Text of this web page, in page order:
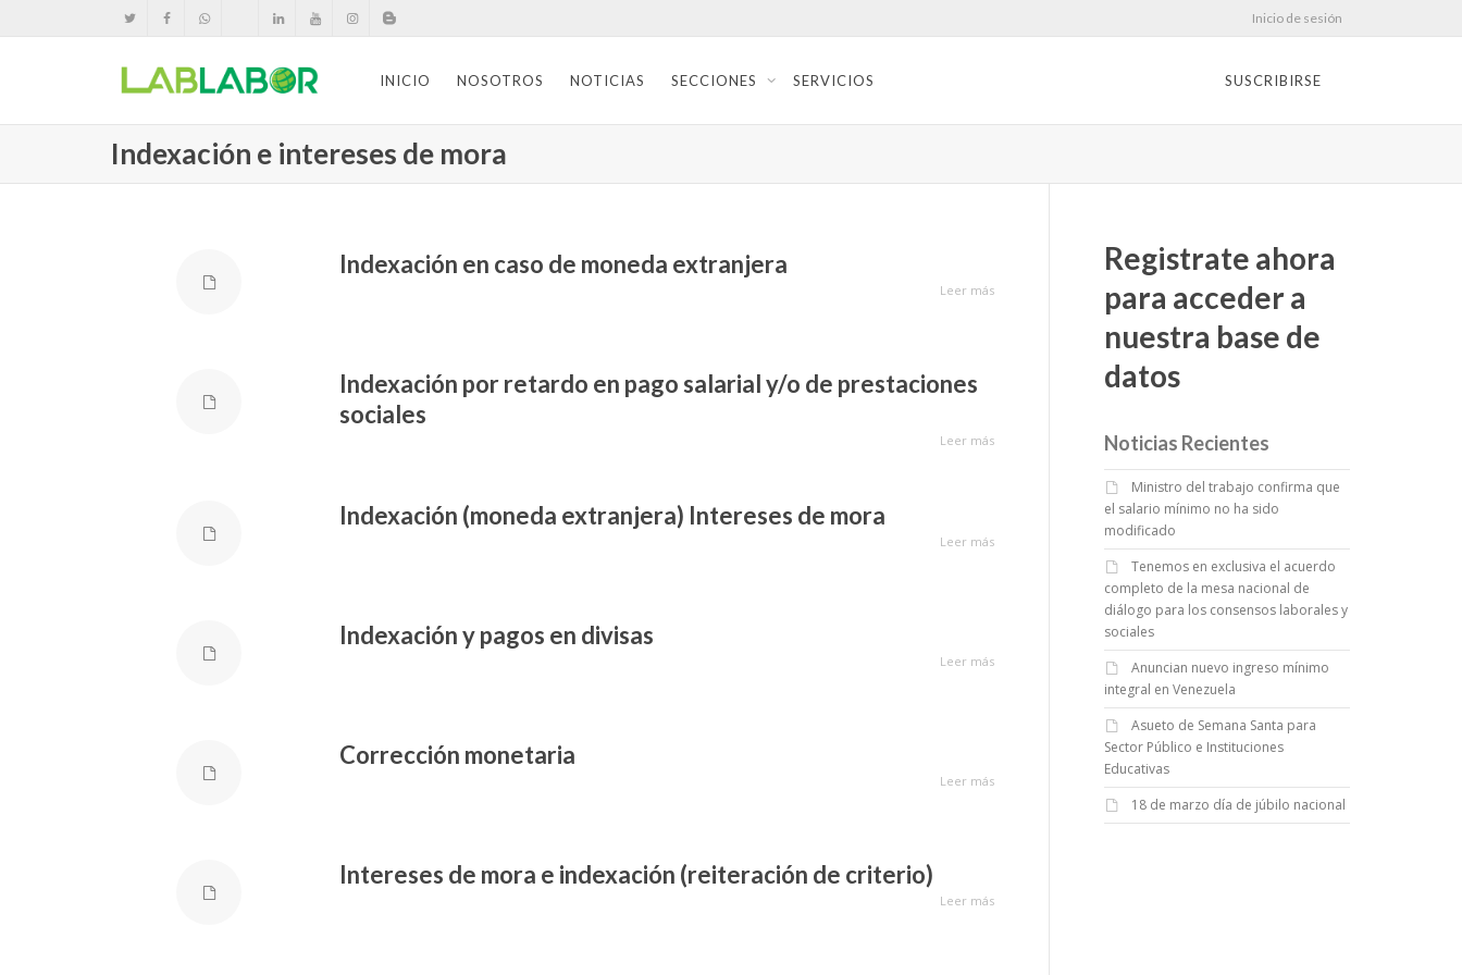
Inicio de sesión
INICIO NOSOTROS NOTICIAS SECCIONES SERVICIOS SUSCRIBIRSE
Indexación e intereses de mora
Indexación en caso de moneda extranjera
Leer más
Indexación por retardo en pago salarial y/o de prestaciones
sociales
Leer más
Indexación (moneda extranjera) Intereses de mora
Leer más
Indexación y pagos en divisas
Leer más
Corrección monetaria
Leer más
Intereses de mora e indexación (reiteración de criterio)
Leer más
Registrate ahora
para acceder a
nuestra base de
datos
Noticias Recientes
Ministro del trabajo confirma que
el salario mínimo no ha sido
modificado
Tenemos en exclusiva el acuerdo
completo de la mesa nacional de
diálogo para los consensos laborales y
sociales
Anuncian nuevo ingreso mínimo
integral en Venezuela
Asueto de Semana Santa para
Sector Público e Instituciones
Educativas
18 de marzo día de júbilo nacional